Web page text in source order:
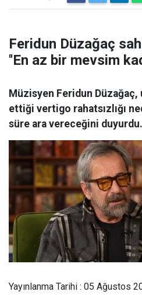
Feridun Düzağaç
''En az bir mevsim
Müzisyen Feridun
ettiği vertigo rahatsızlığı
süre ara vereceğini duyurdu.
Yayınlanma Tarihi : 05 Ağustos